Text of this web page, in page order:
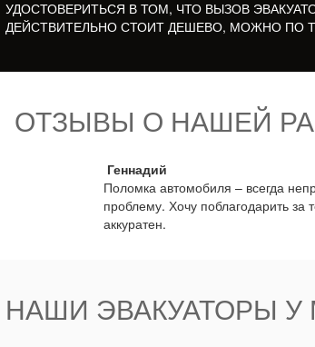
УДОСТОВЕРИТЬСЯ В ТОМ, ЧТО ВЫЗОВ
ДЕЙСТВИТЕЛЬНО СТОИТ ДЕШЕВО, МОЖНО ПО
ОТЗЫВЫ О НАШЕЙ
Геннадий
Поломка автомобиля – всегда
проблему. Хочу поблагодарить за
аккуратен.
НАШИ ЭВАКУАТОРЫ У